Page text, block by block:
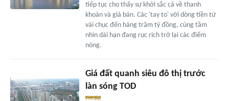
tiếp tục cho thấy sự khởi sắc cả về thanh
khoản và giá bán. Các 'tay to' với dòng tiền từ
vài chục đến hàng trăm tỷ đồng, cùng tầm
nhìn dài hạn đang rục rịch trở lại các điểm
nóng.
Giá đất quanh siêu đô thị trước
làn sóng TOD